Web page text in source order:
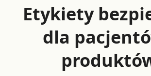
Etykiety
dla